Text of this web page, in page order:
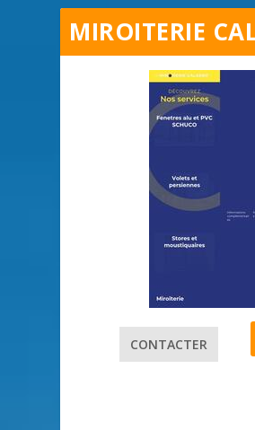
MIROITERIE
CONTACTER